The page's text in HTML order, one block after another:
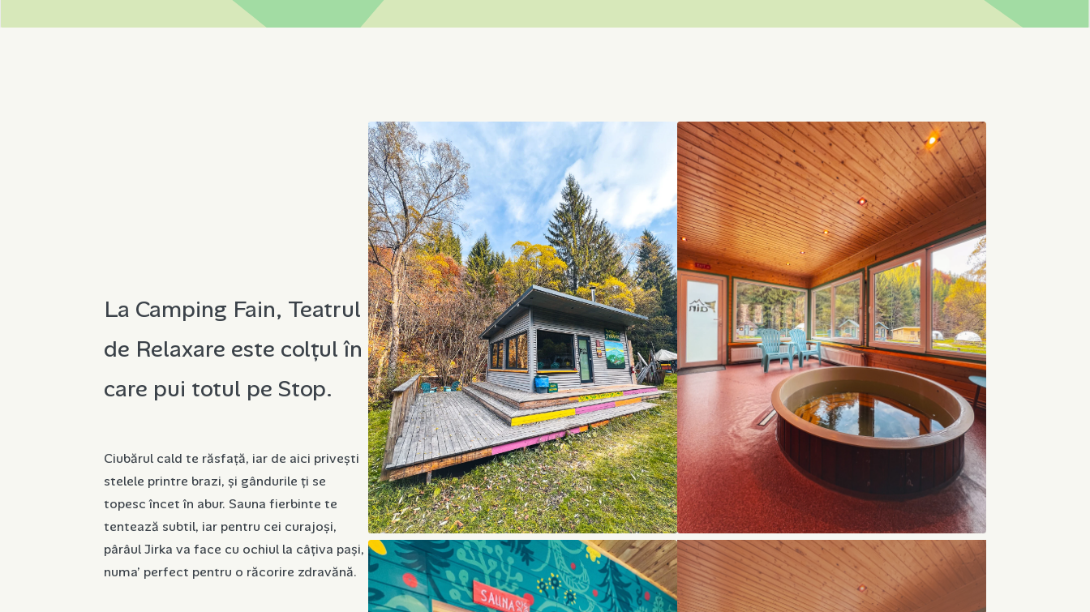
La Camping Fain, Teatrul
de Relaxare este colțul în
care pui totul pe Stop.
Ciubărul cald te răsfață, iar de aici privești
stelele printre brazi, și gândurile ți se
topesc încet în abur. Sauna fierbinte te
tentează subtil, iar pentru cei curajoși,
pârâul Jirka va face cu ochiul la câțiva pași,
numa’ perfect pentru o răcorire zdravănă.